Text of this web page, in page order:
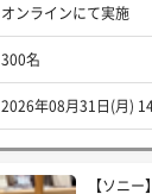
オンラインにて実施
300名
2026年08月31日(月)
【ソニ